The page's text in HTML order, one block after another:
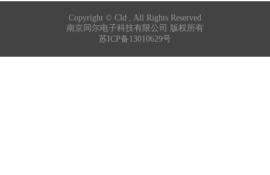
Copyright © Cld , All Rights Reserved
南京同尔电子科技有限公司 版权所有
苏ICP备13010629号